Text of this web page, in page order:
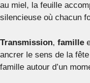
au miel, la feuille
silencieuse où chacun
Transmission, famille
ancrer le sens de la
famille autour d’un